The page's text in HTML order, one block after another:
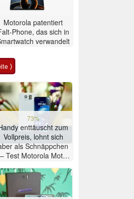
Motorola patentiert
Phone, das sich in
verwandelt
⟩
73%
enttäuscht zum
Vollpreis, lohnt sich
als Schnäppchen
– Test Motorola Moto